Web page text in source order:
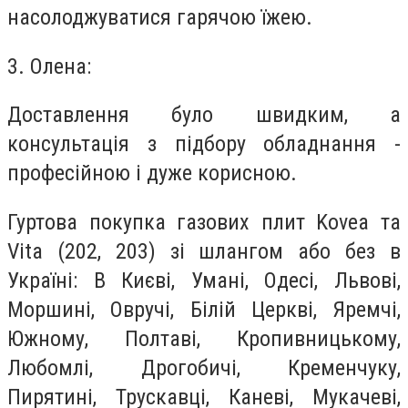
насолоджуватися гарячою їжею.
3. Олена:
Доставлення було швидким, а
консультація з підбору обладнання -
професійною і дуже корисною.
Гуртова покупка газових плит Koveaта
Vita (202, 203) зі шлангом або без в
Україні: В Києві, Умані, Одесі, Львові,
Моршині, Овручі, Білій Церкві, Яремчі,
Южному, Полтаві, Кропивницькому,
Любомлі, Дрогобичі, Кременчуку,
Пирятині, Трускавці, Каневі, Мукачеві,